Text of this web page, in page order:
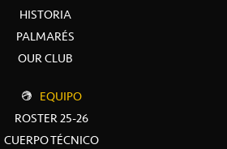
HISTORIA
PALMARÉS
OUR CLUB
EQUIPO
ROSTER 25-26
CUERPO TÉCNICO